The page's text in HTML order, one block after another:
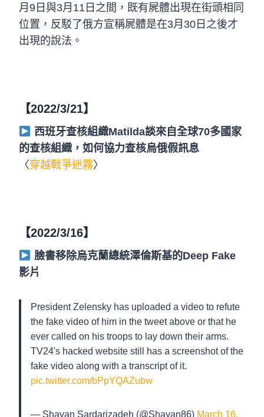
月9日與3月11日之間，既有屍體出現在街頭相同
位置，反駁了俄方宣稱屍體是在3月30日之後才
出現的說法。
【2022/3/21】
西班牙查核組織Matilda談來自全球70多國家
的查核組織，如何協力查核烏俄假訊息
〈穿越戰爭迷霧〉
【2022/3/16】
臉書移除烏克蘭總統澤倫斯基的Deep Fake
影片
President Zelensky has uploaded a video to refute
the fake video of him in the tweet above or that he
ever called on his troops to lay down their arms.
TV24's hacked website still has a screenshot of the
fake video along with a transcript of it.
pic.twitter.com/bPpYQAZubw
— Shayan Sardarizadeh (@Shayan86) March 16,